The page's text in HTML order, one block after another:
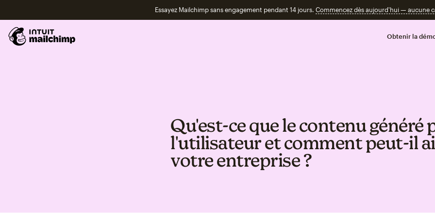
Essayez Mailchimp sans engagement pendant 14 jours. Commencez dès aujourd'hui — aucune
Obtenir la
Qu'est‑ce que le contenu généré
l'utilisateur et comment peut‑il
votre entreprise ?